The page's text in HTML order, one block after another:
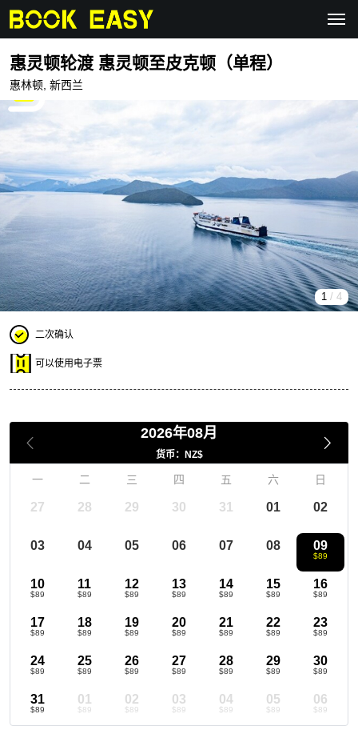
惠灵顿轮渡 惠灵顿至皮克顿（单程）
惠林顿, 新西兰
1 / 4
二次确认
可以使用电子票
2026年08月
货币：NZ$
一 二 三 四 五 六 日
27 28 29 30 31 01 02
03 04 05 06 07 08 09
$89
10
$89
11
$89
12
$89
13
$89
14
$89
15
$89
16
$89
17
$89
18
$89
19
$89
20
$89
21
$89
22
$89
23
$89
24
$89
25
$89
26
$89
27
$89
28
$89
29
$89
30
$89
31
$89
01
$89
02
$89
03
$89
04
$89
05
$89
06
$89